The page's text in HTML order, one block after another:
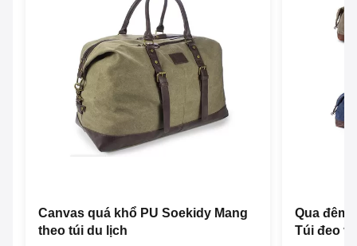
Canvas quá khổ PU Soekidy Mang
theo túi du lịch
Qua đêm
Túi đeo